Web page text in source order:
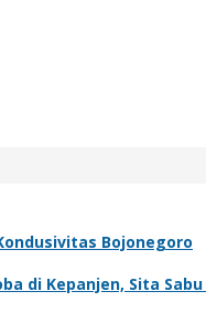
Bojonegoro
di Kepanjen, Sita Sabu